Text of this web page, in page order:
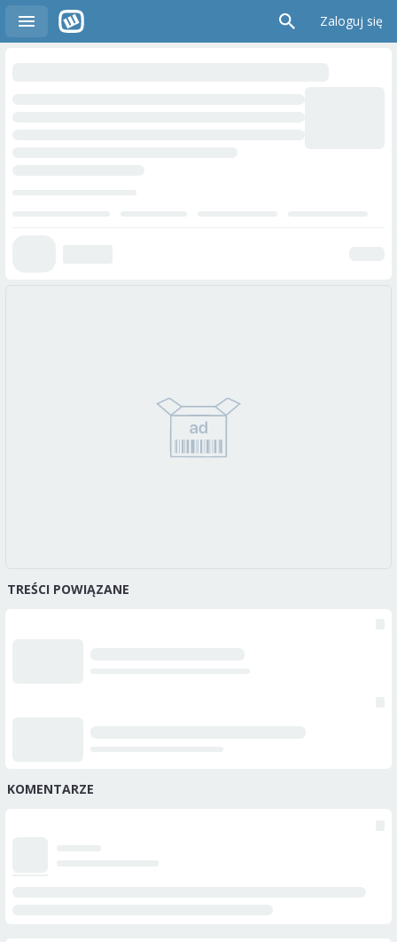
Zaloguj się
TREŚCI POWIĄZANE
KOMENTARZE